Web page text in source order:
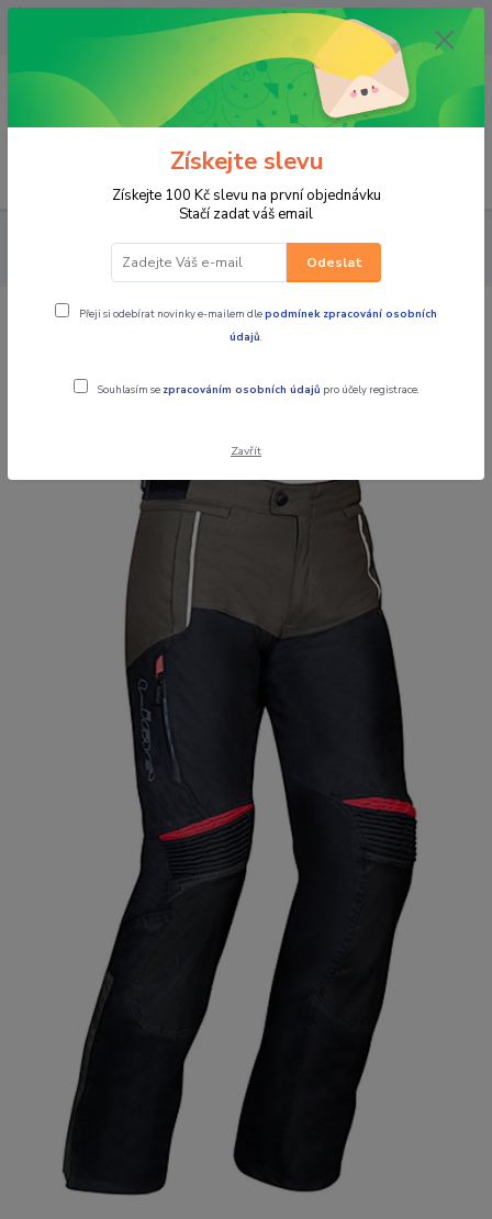
OPAVA 733537099/HLUČÍN
734541648/OLOMOUC 734593593
0,00 CZK
PRO JEZDCE KALHOTY PÁNSKÉ TEXTILNÍ
MBW Pánské
textilní moto kalhoty Beret
MBW Pánské textilní moto kalhoty
Získejte slevu
Získejte 100 Kč slevu na první objednávku
Stačí zadat váš email
Odeslat
Přeji si odebírat novinky e-mailem dlepodmínek zpracování osobních
údajů.
Souhlasím se zpracováním osobních údajů pro účely registrace.
Zavřít